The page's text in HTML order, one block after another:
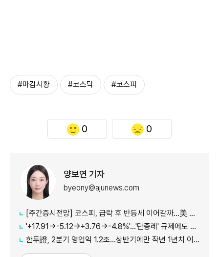
#마감시황 #코스닥 #코스피
0 0
양보연 기자
byeony@ajunews.com
[주간증시전망] 코스피, 급락 후 반등세 이어갈까…美 CPI·외국인 수급 '촉각'
'+17.91→-5.12→+3.76→-4.8%'…'단종레' 규제에도 여전히 롤러코스터 타는 코스피
한투證, 2분기 영업익 1.2조…상반기에만 작년 1년치 이익만큼 벌었다